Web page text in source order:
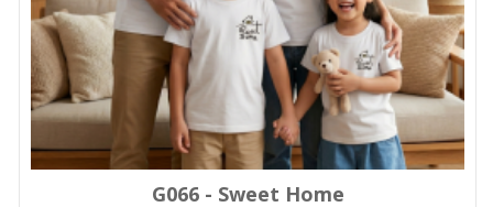
G066 - Sweet Home